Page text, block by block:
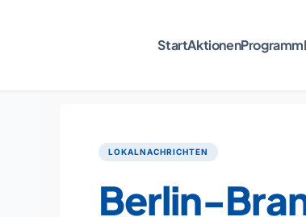
StartAktionenProgramm
LOKALNACHRICHTEN
Berlin-